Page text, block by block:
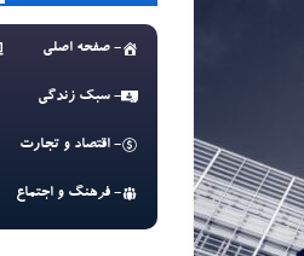
- صفحه اصلی
- سبک زندگی
- اقتصاد و تجارت
- فرهنگ و اجتماع